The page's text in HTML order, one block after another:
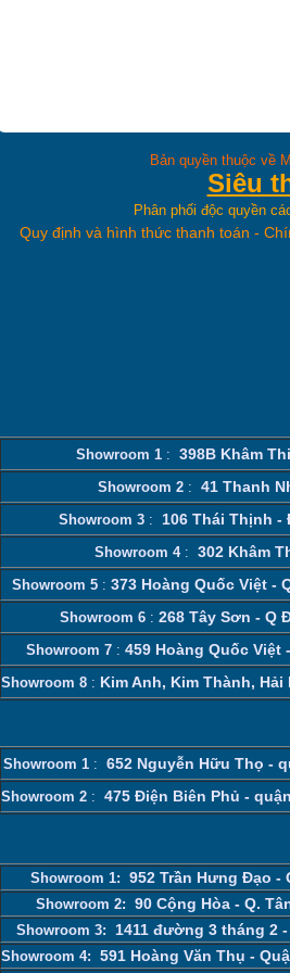
máy lọc nước Nano
Geyser
Bản quyền thuộc về
Siêu
Phân phối độc quyền
Quy định và hình thức thanh toán -
Showroom 1 : 398B Khâm
Showroom 2 : 41 Thanh
Showroom 3 : 106 Thái Thịnh -
Showroom 4 : 302 Khâm
Showroom 5 : 373 Hoàng Quốc Việt -
Showroom 6 : 268 Tây Sơn - Q
Showroom 7 : 459 Hoàng Quốc Việt
Showroom 8 : Kim Anh, Kim Thành, Hải
Showroom 1 : 652 Nguyễn Hữu Thọ -
Showroom 2 : 475 Điện Biên Phủ -
Showroom 1: 952 Trần Hưng Đạo -
Showroom 2: 90 Cộng Hòa - Q.
Showroom 3: 1411 đường 3 tháng 2 -
Showroom 4: 591 Hoàng Văn Thụ -